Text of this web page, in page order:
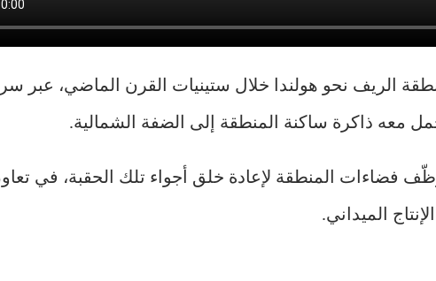
الريف نحو هولندا خلال ستينيات القرن الماضي، عبر
معه ذاكرة ساكنة المنطقة إلى الضفة الشمالية.
فضاءات المنطقة لإعادة خلق أجواء تلك الحقبة، في
الميداني.